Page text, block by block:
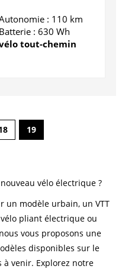
: 110 km
Batterie : 630 Wh
tout-chemin
19
vélo électrique ?
un modèle urbain, un VTT
pliant électrique ou
vous proposons une
disponibles sur le
à venir. Explorez notre